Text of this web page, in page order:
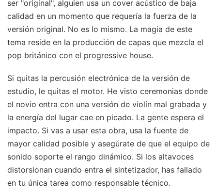
ser "original", alguien usa un cover acústico de baja
calidad en un momento que requería la fuerza de la
versión original. No es lo mismo. La magia de este
tema reside en la producción de capas que mezcla el
pop británico con el progressive house.
Si quitas la percusión electrónica de la versión de
estudio, le quitas el motor. He visto ceremonias donde
el novio entra con una versión de violín mal grabada y
la energía del lugar cae en picado. La gente espera el
impacto. Si vas a usar esta obra, usa la fuente de
mayor calidad posible y asegúrate de que el equipo de
sonido soporte el rango dinámico. Si los altavoces
distorsionan cuando entra el sintetizador, has fallado
en tu única tarea como responsable técnico.